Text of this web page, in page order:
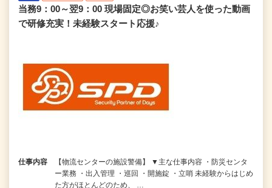
当務9：00～翌9：00 現場固定◎お笑い芸人を使った動画
で研修充実！未経験スタート応援♪
仕事内容
【物流センターの施設警備】 ▼主な仕事内容 ・防災センタ
ー業務 ・出入管理 ・巡回 ・開施錠 ・立哨 未経験からはじめ
た方がほとんどのため、 …